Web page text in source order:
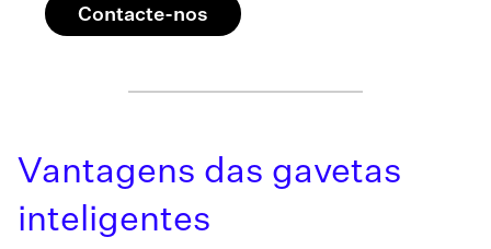
Contacte-nos
Vantagens das gavetas
inteligentes